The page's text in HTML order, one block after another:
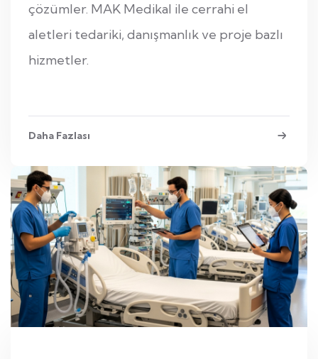
çözümler. MAK Medikal ile cerrahi el
aletleri tedariki, danışmanlık ve proje bazlı
hizmetler.
Daha Fazlası